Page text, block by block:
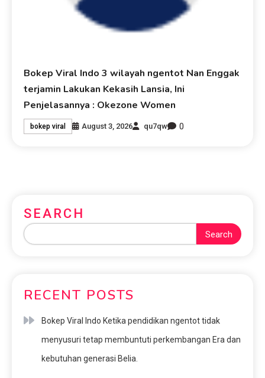
Bokep Viral Indo 3 wilayah ngentot Nan Enggak
terjamin Lakukan Kekasih Lansia, Ini
Penjelasannya : Okezone Women
bokep viral August 3, 2026 qu7qw 0
SEARCH
Search
RECENT POSTS
Bokep Viral Indo Ketika pendidikan ngentot tidak
menyusuri tetap membuntuti perkembangan Era dan
kebutuhan generasi Belia.